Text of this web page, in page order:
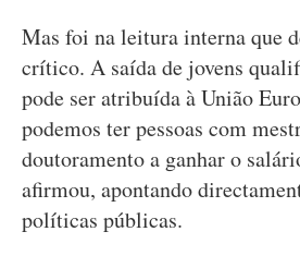
Mas foi na leitura interna que
crítico. A saída de jovens
pode ser atribuída à União
podemos ter pessoas com
doutoramento a ganhar o
afirmou, apontando
políticas públicas.